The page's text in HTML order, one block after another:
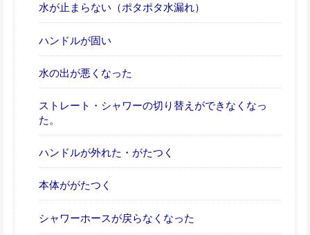
水が止まらない（ポタポタ水漏れ）
ハンドルが固い
水の出が悪くなった
ストレート・シャワーの切り替えができなくなっ
た。
ハンドルが外れた・がたつく
本体ががたつく
シャワーホースが戻らなくなった